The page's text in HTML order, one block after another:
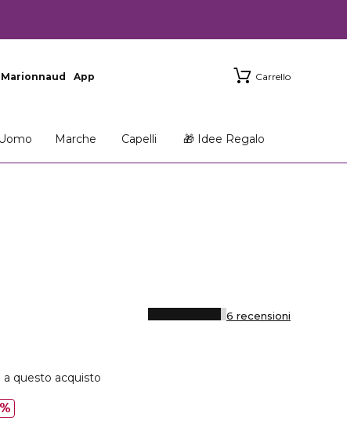
App Carrello
Uomo Marche Capelli 🎁 Idee Regalo
6 recensioni
a questo acquisto